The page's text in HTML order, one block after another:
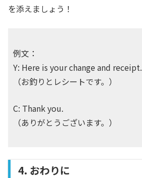
を添えましょう！
例文：
Y: Here is your change and receipt.
（お釣りとレシートです。）
C: Thank you.
（ありがとうございます。）
4. おわりに